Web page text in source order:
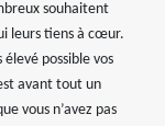
souhaitent
leurs tiens à cœur.
possible vos
avant tout un
vous n’avez pas